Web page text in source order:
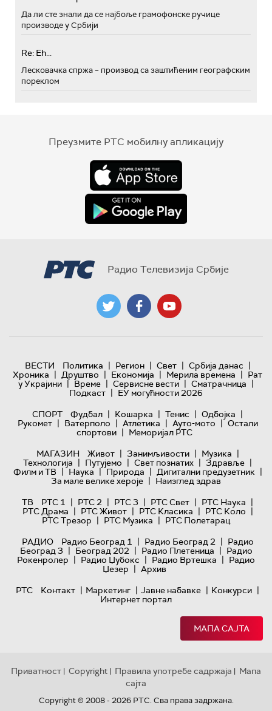
Да ли сте знали да се најбоље грамофонске ручице
производе у Србији
Re: Eh...
Лесковачка спржа – производ са заштићеним географским
пореклом
Преузмите РТС мобилну апликацију
Радио Телевизија Србије
ВЕСТИ Политика | Регион | Свет | Србија данас |
Хроника | Друштво | Економија | Мерила времена | Рат
у Украјини | Време | Сервисне вести | Сматрачница |
Подкаст | ЕУ могућности 2026
СПОРТ
Фудбал | Кошарка | Тенис | Одбојка |
Рукомет | Ватерполо | Атлетика | Ауто-мото | Остали
спортови | Меморијал РТС
МАГАЗИН
Живот | Занимљивости | Музика |
Технологијa | Путујемо | Свет познатих | Здравље |
Филм и ТВ | Наука | Природа | Дигитални предузетник |
За мале велике хероје | Наизглед здрав
ТВ
РТС 1 | РТС 2 | РТС 3 | РТС Свет | РТС Наука |
РТС Драма | РТС Живот | РТС Класика | РТС Коло |
РТС Трезор | РТС Музика | РТС Полетарац
РАДИО
Радио Београд 1 | Радио Београд 2 | Радио
Београд 3 | Београд 202 | Радио Плетеница | Радио
Рокенролер | Радио Џубокс | Радио Вртешка | Радио
Џезер | Архив
РТС
Контакт | Маркетинг | Јавне набавке | Конкурси |
Интернет портал
МАПА САЈТА
Приватност | Copyright | Правила употребе садржаја | Мапа
сајта
Copyright © 2008 - 2026 РТС. Сва права задржана.